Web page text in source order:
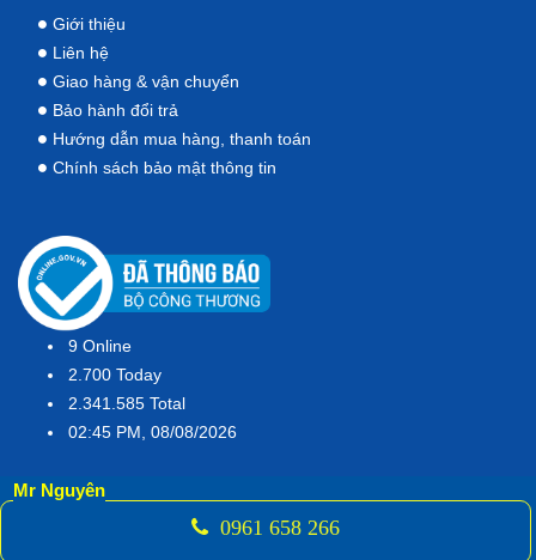
Giới thiệu
Liên hệ
Giao hàng & vận chuyển
Bảo hành đổi trả
Hướng dẫn mua hàng, thanh toán
Chính sách bảo mật thông tin
9 Online
2.700 Today
2.341.585 Total
02:45 PM, 08/08/2026
Mr Nguyên
0961 658 266